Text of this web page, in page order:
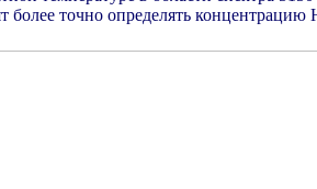
более точно определять концентрацию